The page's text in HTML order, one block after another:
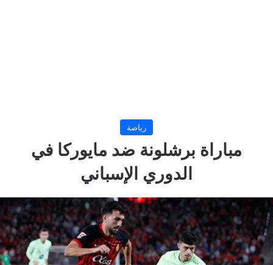
رياضة
مباراة برشلونة ضد مايوركا في
الدوري الإسباني